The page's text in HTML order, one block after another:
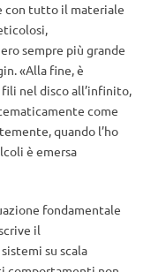
con tutto il materiale
sempre più grande
«Alla fine, è
nel disco all’infinito,
come
quando l’ho
è emersa
fondamentale
il
su scala